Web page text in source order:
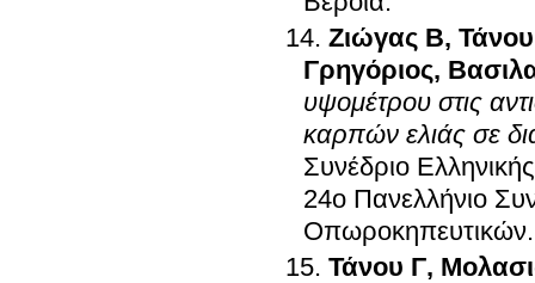
Ζιώγας Β,
Γρηγόριος,
υψομέτρου στις
καρπών ελιάς σε
Συνέδριο
24ο Πανελλήνιο
Οπωροκηπευτικών
Τάνου Γ,